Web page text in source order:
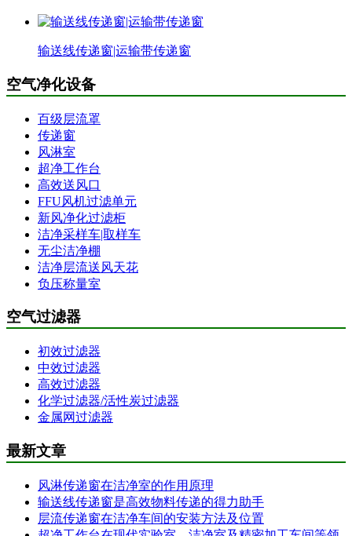
输送线传递窗|运输带传递窗
空气净化设备
百级层流罩
传递窗
风淋室
超净工作台
高效送风口
FFU风机过滤单元
新风净化过滤柜
洁净采样车|取样车
无尘洁净棚
洁净层流送风天花
负压称量室
空气过滤器
初效过滤器
中效过滤器
高效过滤器
化学过滤器/活性炭过滤器
金属网过滤器
最新文章
风淋传递窗在洁净室的作用原理
输送线传递窗是高效物料传递的得力助手
层流传递窗在洁净车间的安装方法及位置